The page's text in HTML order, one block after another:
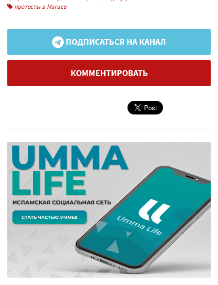
протесты в Магасе
ПОДПИСАТЬСЯ НА КАНАЛ
КОММЕНТИРОВАТЬ